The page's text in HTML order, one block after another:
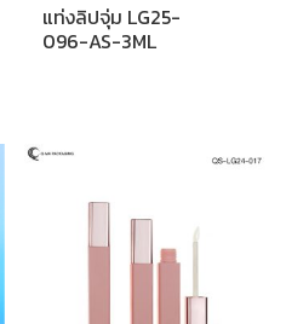
แท่งลิปจุ่ม LG25-
096-AS-3ML